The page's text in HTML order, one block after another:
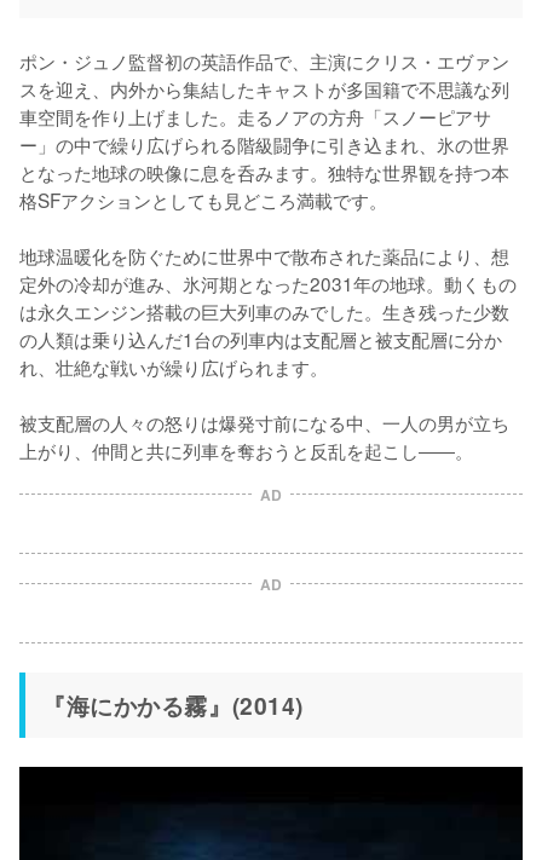
ポン・ジュノ監督初の英語作品で、主演にクリス・エヴァン
スを迎え、内外から集結したキャストが多国籍で不思議な列
車空間を作り上げました。走るノアの方舟「スノーピアサ
ー」の中で繰り広げられる階級闘争に引き込まれ、氷の世界
となった地球の映像に息を呑みます。独特な世界観を持つ本
格SFアクションとしても見どころ満載です。
地球温暖化を防ぐために世界中で散布された薬品により、想
定外の冷却が進み、氷河期となった2031年の地球。動くもの
は永久エンジン搭載の巨大列車のみでした。生き残った少数
の人類は乗り込んだ1台の列車内は支配層と被支配層に分か
れ、壮絶な戦いが繰り広げられます。
被支配層の人々の怒りは爆発寸前になる中、一人の男が立ち
上がり、仲間と共に列車を奪おうと反乱を起こし――。
AD
AD
『海にかかる霧』(2014)